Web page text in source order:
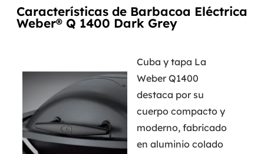
Características de Barbacoa Eléctrica
Weber® Q 1400 Dark Grey
Cuba y tapa La
Weber Q1400
destaca por su
cuerpo compacto y
moderno, fabricado
en aluminio colado